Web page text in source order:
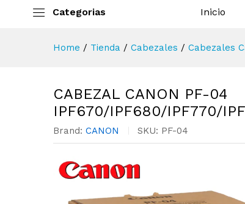
Categorias Inicio
Home / Tienda / Cabezales / Cabezales
CABEZAL CANON PF-04
IPF670/IPF680/IPF770/
Brand: CANON SKU: PF-04